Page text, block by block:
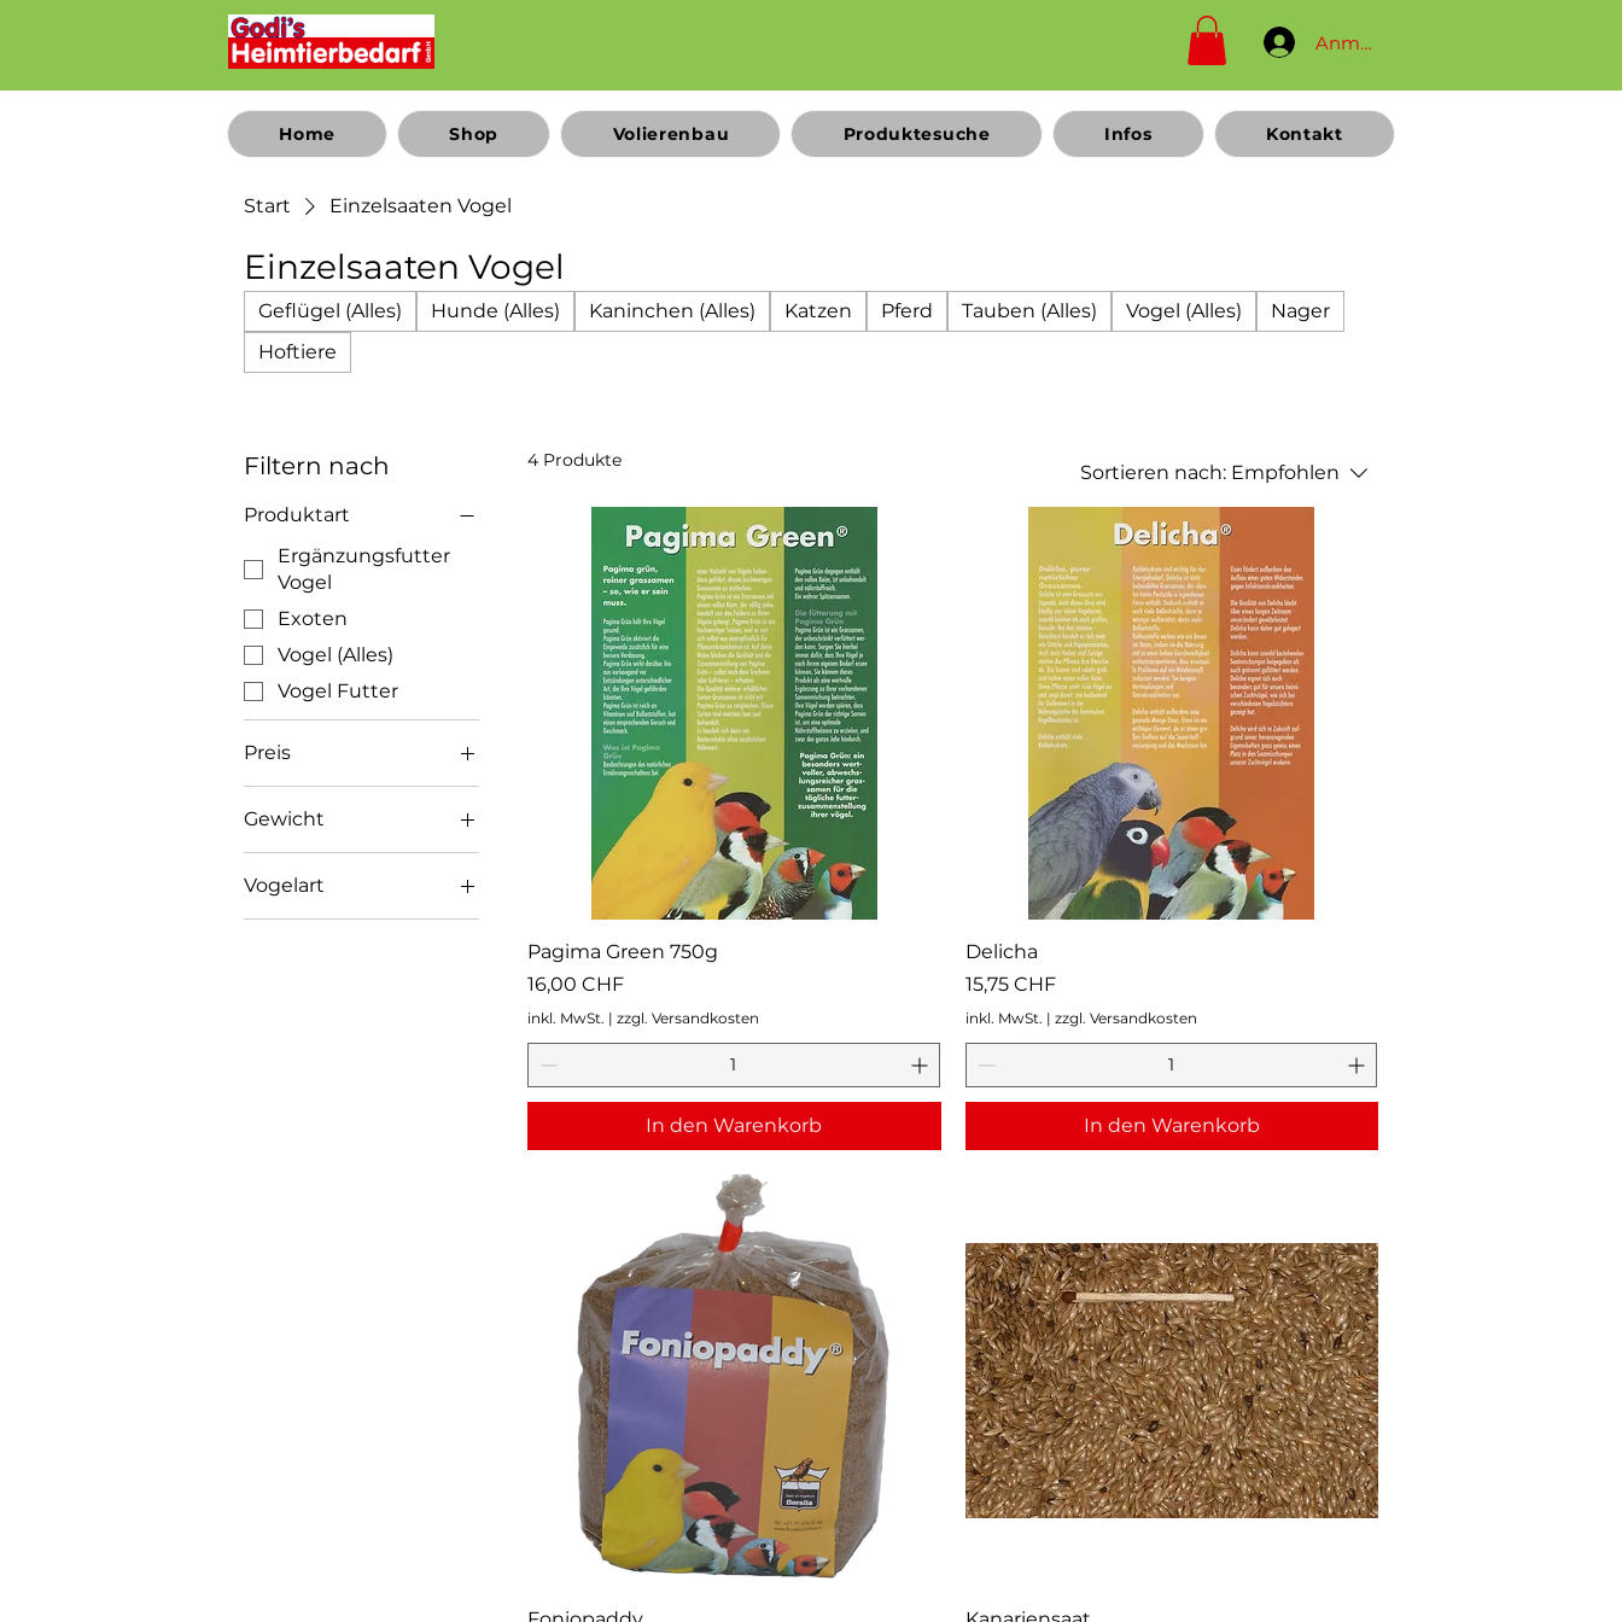
Anmelden
Home Shop Volierenbau Produktesuche Infos Kontakt
Start Einzelsaaten Vogel
Einzelsaaten Vogel
Geflügel (Alles) Hunde (Alles) Kaninchen (Alles) Katzen Pferd Tauben (Alles) Vogel (Alles)
Nager
Hoftiere
Filtern nach
Produktart
Ergänzungsfutter
Vogel
Exoten
Vogel (Alles)
Vogel Futter
Preis
4 CHF 16 CHF
Gewicht
1 Kg
2.5 Kg
Vogelart
Exoten
4 Produkte
Sortieren nach: Empfohlen
Pagima Green 750g
Preis
16,00 CHF
inkl. MwSt. |zzgl. Versandkosten
In den Warenkorb
Delicha
Preis
15,75 CHF
inkl. MwSt. | zzgl. Versandkosten
In den Warenkorb